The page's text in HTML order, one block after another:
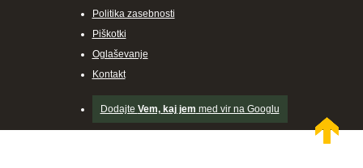
Politika zasebnosti
Piškotki
Oglaševanje
Kontakt
Dodajte Vem, kaj jem med vir na Googlu